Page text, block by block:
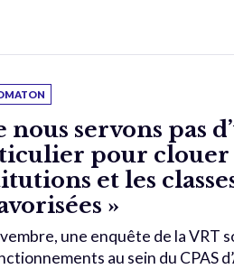
nous servons pas
pour clouer
et les
»
une enquête de la VRT
au sein du CPAS